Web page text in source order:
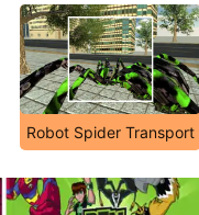
Robot Spider Transport